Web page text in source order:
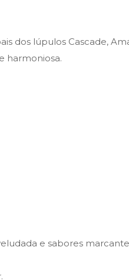
dos lúpulos Cascade,
harmoniosa.
e sabores